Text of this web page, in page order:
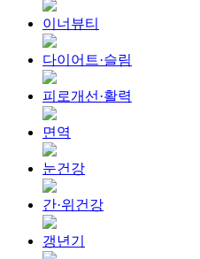
이너뷰티
다이어트·슬림
피로개선·활력
면역
눈건강
간·위건강
갱년기